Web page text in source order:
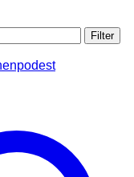
Filter